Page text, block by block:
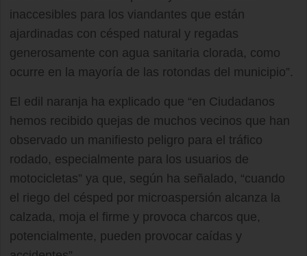
inaccesibles para los viandantes que están
ajardinadas con césped natural y regadas
generosamente con agua sanitaria clorada, como
ocurre en la mayoría de las rotondas del municipio”.
El edil naranja ha explicado que “en Ciudadanos
hemos recibido quejas de muchos vecinos que han
observado un manifiesto peligro para el tráfico
rodado, especialmente para los usuarios de
motocicletas” ya que, según ha señalado, “cuando
el riego del césped por microaspersión alcanza la
calzada, moja el firme y provoca charcos que,
potencialmente, pueden provocar caídas y